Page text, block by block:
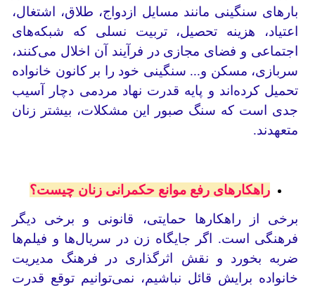
بارهای سنگینی مانند مسایل ازدواج، طلاق، اشتغال،
اعتیاد، هزینه تحصیل، تربیت نسلی که شبکه‌های
اجتماعی و فضای مجازی در فرآیند آن اخلال می‌کنند،
سربازی، مسکن و... سنگینی خود را بر کانون خانواده
تحمیل کرده‌اند و پایه قدرت نهاد مردمی دچار آسیب
جدی است که سنگ صبور این مشکلات، بیشتر زنان
متعهدند.
راهکارهای رفع موانع حکمرانی زنان چیست؟
برخی از راهکارها حمایتی، قانونی و برخی دیگر
فرهنگی است. اگر جایگاه زن در سریال‌ها و فیلم‌ها
ضربه بخورد و نقش اثرگذاری در فرهنگ مدیریت
خانواده برایش قائل نباشیم، نمی‌توانیم توقع قدرت